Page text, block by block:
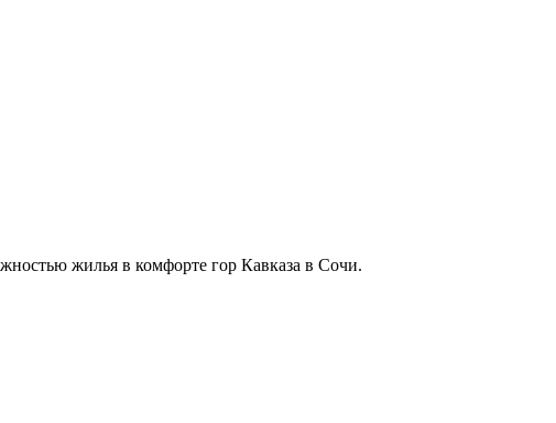
жилья в комфорте гор Кавказа в Сочи.